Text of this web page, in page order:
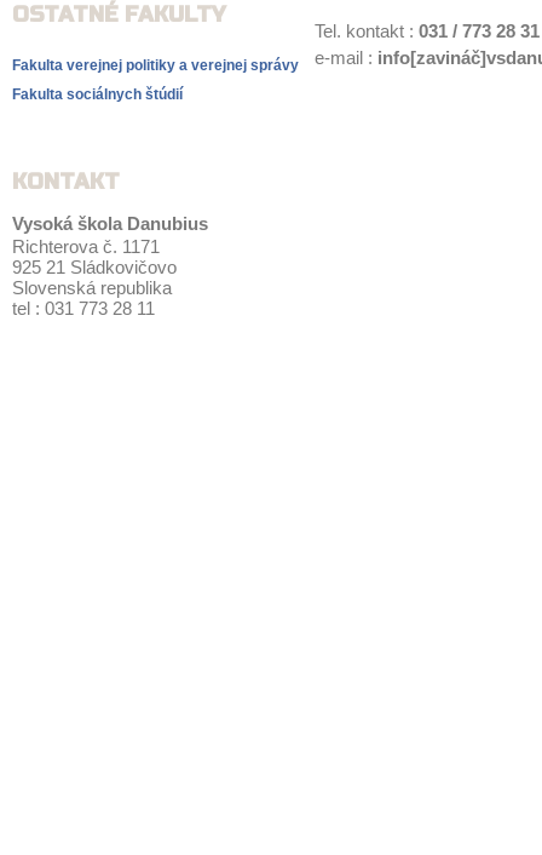
OSTATNÉ FAKULTY
Fakulta verejnej politiky a verejnej správy
Fakulta sociálnych štúdií
KONTAKT
Vysoká škola Danubius
Richterova č. 1171
925 21 Sládkovičovo
Slovenská republika
tel : 031 773 28 11
Tel. kontakt : 031 / 773 28 31
e-mail :